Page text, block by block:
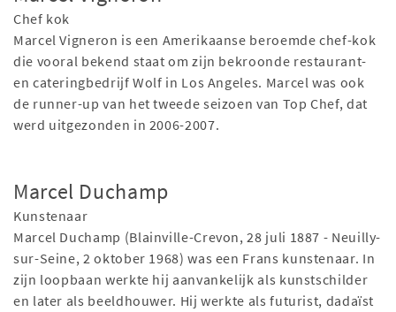
Chef kok
Marcel Vigneron is een Amerikaanse beroemde chef-kok
die vooral bekend staat om zijn bekroonde restaurant-
en cateringbedrijf Wolf in Los Angeles. Marcel was ook
de runner-up van het tweede seizoen van Top Chef, dat
werd uitgezonden in 2006-2007.
Marcel Duchamp
Kunstenaar
Marcel Duchamp (Blainville-Crevon, 28 juli 1887 - Neuilly-
sur-Seine, 2 oktober 1968) was een Frans kunstenaar. In
zijn loopbaan werkte hij aanvankelijk als kunstschilder
en later als beeldhouwer. Hij werkte als futurist, dadaïst